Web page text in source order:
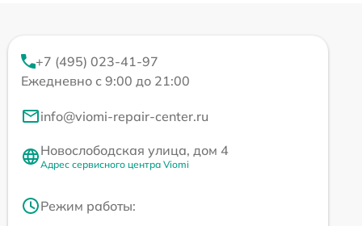
+7 (495) 023-41-97
Ежедневно с 9:00 до 21:00
info@viomi-repair-center.ru
Новослободская улица, дом 4
Адрес сервисного центра Viomi
Режим работы: